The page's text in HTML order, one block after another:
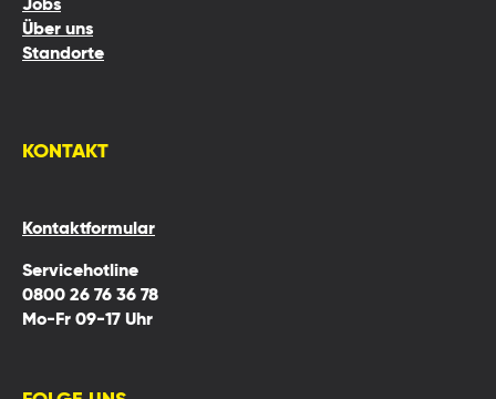
Jobs
Über uns
Standorte
KONTAKT
Kontaktformular
Servicehotline
0800 26 76 36 78
Mo-Fr 09-17 Uhr